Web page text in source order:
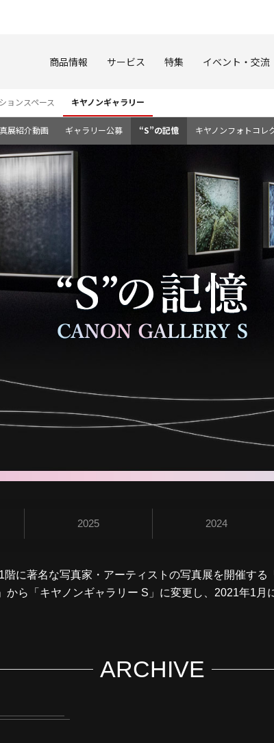
商品情報 サービス 特集 イベント・交流
ョンスペース キヤノンギャラリー
展紹介動画 ギャラリー公募 “S”の記憶 キヤノンフォトコレ
2025 2024
に著名な写真家・アーティストの写真展を開催する
ら「キヤノンギャラリー S」に変更し、2021年1月
ARCHIVE